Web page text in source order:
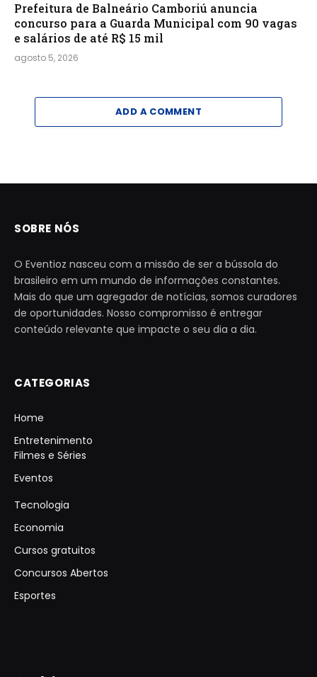
Prefeitura de Balneário Camboriú anuncia
concurso para a Guarda Municipal com 90 vagas
e salários de até R$ 15 mil
agosto 5, 2026
ADD A COMMENT
SOBRE NÓS
O Eventioz nasceu com a missão de ser a bússola do
brasileiro em um mundo de informações constantes.
Mais do que um agregador de notícias, somos curadores
de oportunidades. Nosso compromisso é entregar
conteúdo relevante que impacte o seu dia a dia.
CATEGORIAS
Home
Entretenimento
Filmes e Séries
Eventos
Tecnologia
Economia
Cursos gratuitos
Concursos Abertos
Esportes